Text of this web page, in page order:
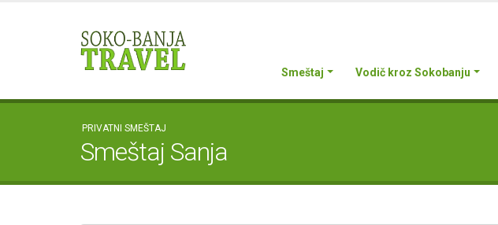
Smeštaj Vodič kroz Sokobanju
PRIVATNI SMEŠTAJ
Smeštaj Sanja